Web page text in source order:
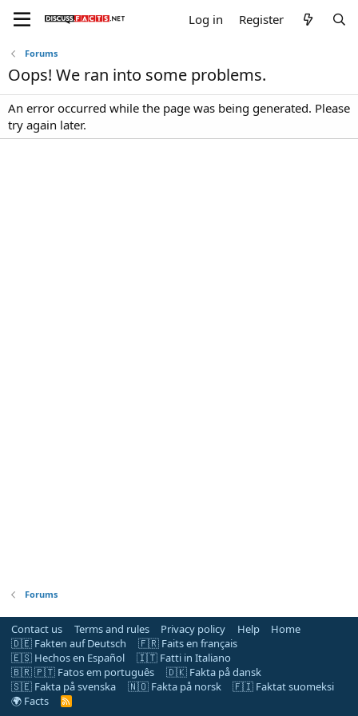
Log in Register
Forums
Oops! We ran into some problems.
An error occurred while the page was being generated. Please
try again later.
Forums
Contact us Terms and rules Privacy policy Help
Home
🇩🇪 Fakten auf Deutsch
🇫🇷 Faits en français
🇪🇸 Hechos en Español
🇮🇹 Fatti in Italiano
🇧🇷 🇵🇹 Fatos em português
🇩🇰 Fakta på dansk
🇸🇪 Fakta på svenska
🇳🇴 Fakta på norsk
🇫🇮 Faktat suomeksi
🌍 Facts
R